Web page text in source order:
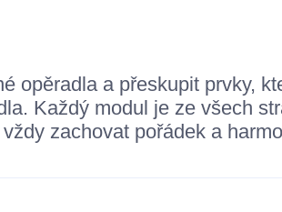
opěradla a přeskupit prvky,
Každý modul je ze všech
zachovat pořádek a